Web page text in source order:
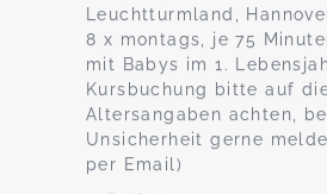
Leuchtturmland,
8 x montags, je 75
mit Babys im 1.
Kursbuchung bitte auf
Altersangaben achten,
Unsicherheit gerne
per Email)